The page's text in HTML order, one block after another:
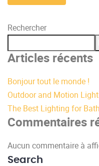
Rechercher
Articles récents
Bonjour tout le monde !
Outdoor and Motion
The Best Lighting for
Commentaires
Aucun commentaire à
Search